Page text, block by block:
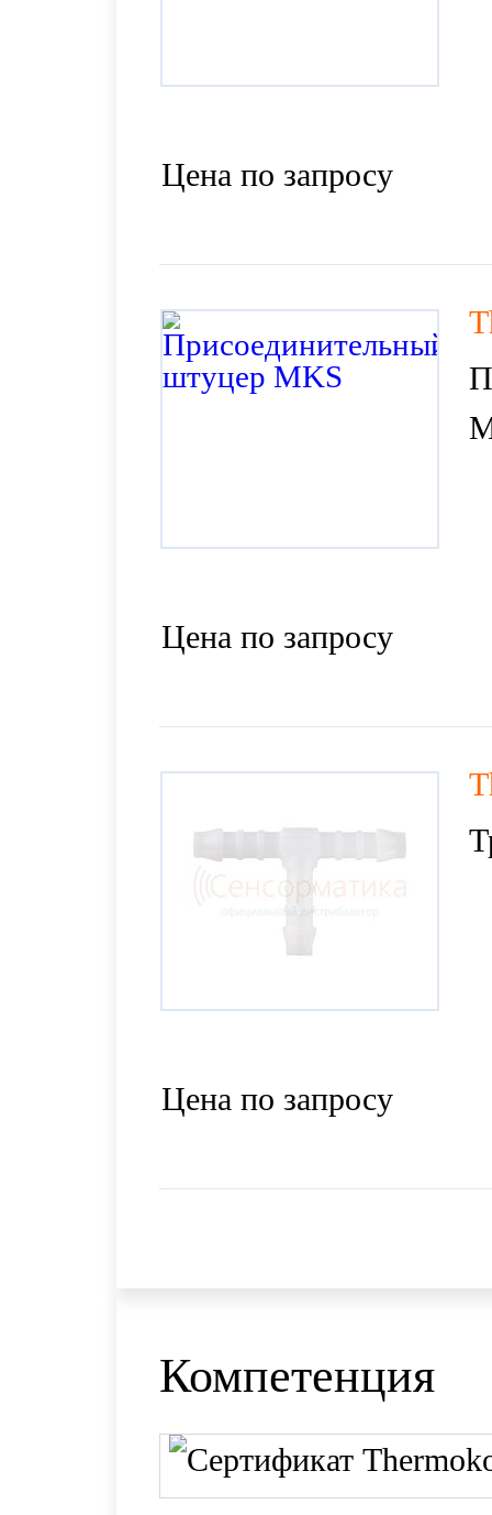
Цена по запросу
Цена по запросу
Цена по запросу
Компетенция